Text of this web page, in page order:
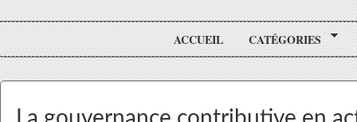
ACCUEIL CATÉGORIES